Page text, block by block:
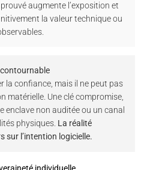
augmente l’exposition et
la valeur technique ou
la confiance, mais il ne peut pas
matérielle. Une clé compromise,
enclave non auditée ou un canal
physiques. La réalité
sur l’intention logicielle.